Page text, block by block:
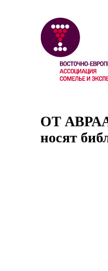
ОТ
носят